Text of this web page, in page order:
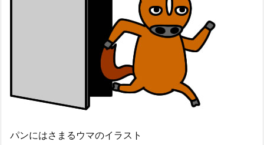
パンにはさまるウマのイラスト